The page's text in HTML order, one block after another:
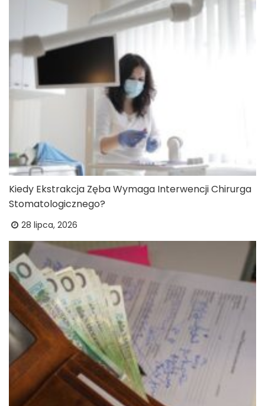
Kiedy Ekstrakcja Zęba Wymaga Interwencji Chirurga
Stomatologicznego?
28 lipca, 2026